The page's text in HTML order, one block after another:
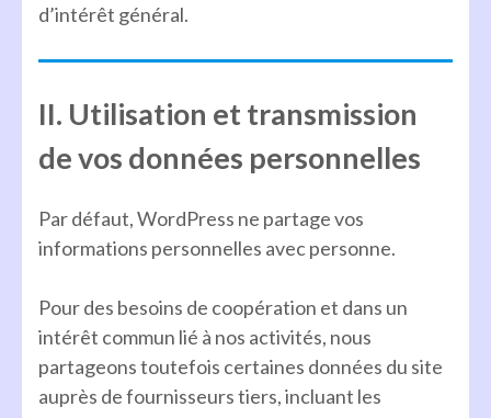
d’intérêt général.
II. Utilisation et transmission
de vos données personnelles
Par défaut, WordPress ne partage vos
informations personnelles avec personne.
Pour des besoins de coopération et dans un
intérêt commun lié à nos activités, nous
partageons toutefois certaines données du site
auprès de fournisseurs tiers, incluant les